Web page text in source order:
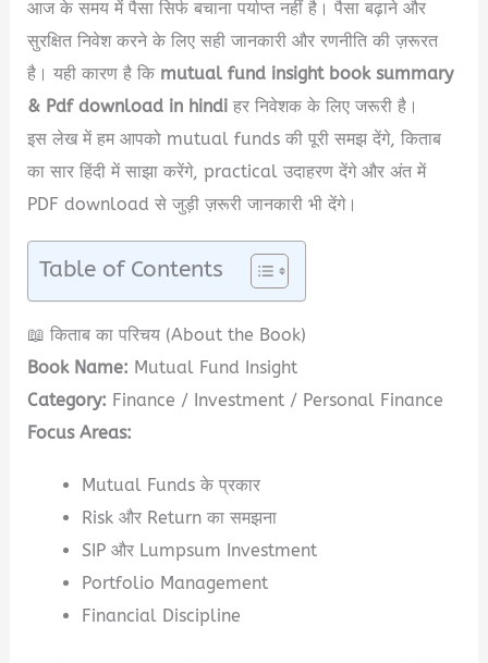
आज के समय में पैसा सिर्फ बचाना पर्याप्त नहीं है। पैसा बढ़ाने और
सुरक्षित निवेश करने के लिए सही जानकारी और रणनीति की ज़रूरत
है। यही कारण है कि mutual fund insight book summary
& Pdf download in hindi हर निवेशक के लिए जरूरी है।
इस लेख में हम आपको mutual funds की पूरी समझ देंगे, किताब
का सार हिंदी में साझा करेंगे, practical उदाहरण देंगे और अंत में
PDF download से जुड़ी ज़रूरी जानकारी भी देंगे।
Table of Contents
📖 किताब का परिचय (About the Book)
Book Name: Mutual Fund Insight
Category: Finance / Investment / Personal Finance
Focus Areas:
Mutual Funds के प्रकार
Risk और Return का समझना
SIP और Lumpsum Investment
Portfolio Management
Financial Discipline